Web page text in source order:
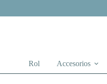
Rol Accesorios